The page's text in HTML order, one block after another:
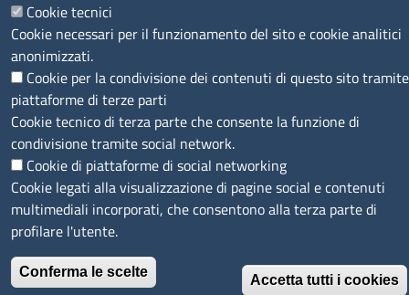
SEGUICI SU
MENÙ PRIVACY
Note legali Privacy e cookie policy Accesso riservato
© 2023 SNI Servizio Nuove Imprese
Cookie tecnici
Cookie necessari per il funzionamento del sito e cookie analitici
anonimizzati.
Cookie per la condivisione dei contenuti di questo sito tramite
piattaforme di terze parti
Cookie tecnico di terza parte che consente la funzione di
condivisione tramite social network.
Cookie di piattaforme di social networking
Cookie legati alla visualizzazione di pagine social e contenuti
multimediali incorporati, che consentono alla terza parte di
profilare l'utente.
Conferma le scelte
Accetta tutti i cookies